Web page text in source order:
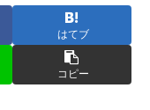
はてブ
コピー